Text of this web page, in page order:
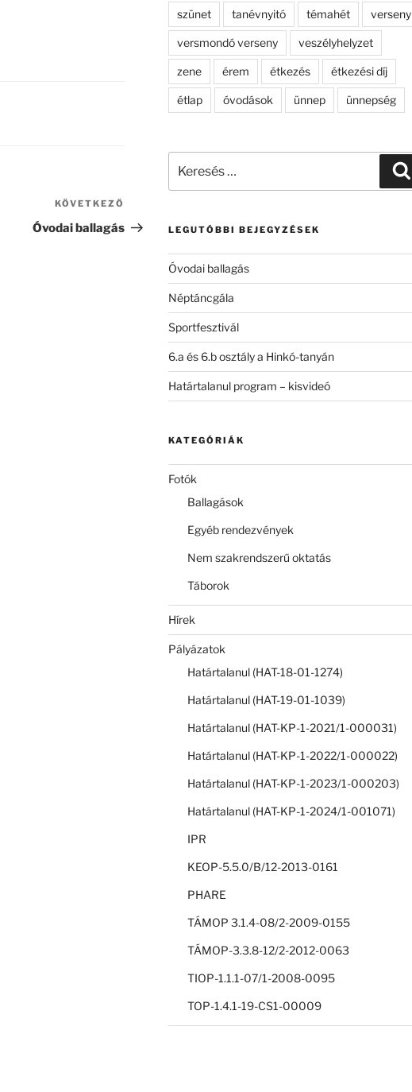
bejegyzés
KÖVETKEZŐ
Óvodai ballagás
szünet tanévnyitó témahét verseny
versmondó verseny veszélyhelyzet
zene érem étkezés étkezési díj
étlap óvodások ünnep ünnepség
következő
LEGUTÓBBI BEJEGYZÉSEK
Óvodai ballagás
Néptáncgála
Sportfesztivál
6.a és 6.b osztály a Hinkó-tanyán
Határtalanul program – kisvideó
KATEGÓRIÁK
Fotók
Ballagások
Egyéb rendezvények
Nem szakrendszerű oktatás
Táborok
Hírek
Pályázatok
Határtalanul (HAT-18-01-1274)
Határtalanul (HAT-19-01-1039)
Határtalanul (HAT-KP-1-2021/1-000031)
Határtalanul (HAT-KP-1-2022/1-000022)
Határtalanul (HAT-KP-1-2023/1-000203)
Határtalanul (HAT-KP-1-2024/1-001071)
IPR
KEOP-5.5.0/B/12-2013-0161
PHARE
TÁMOP 3.1.4-08/2-2009-0155
TÁMOP-3.3.8-12/2-2012-0063
TIOP-1.1.1-07/1-2008-0095
TOP-1.4.1-19-CS1-00009